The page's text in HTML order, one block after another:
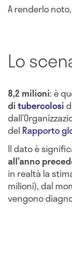
A renderlo noto,
Lo
8,2 milioni: è
ditubercolosi
del Rapporto
Il dato è
all’anno
in realtà la
milioni), dal
vengono